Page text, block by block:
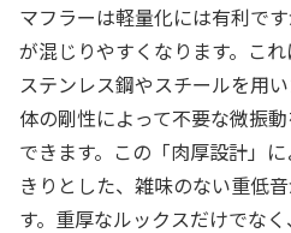
マフラーは軽量化には有利で
が混じりやすくなります。こ
ステンレス鋼やスチールを用
体の剛性によって不要な微振
できます。この「肉厚設計」
きりとした、雑味のない重低
す。重厚なルックスだけでな